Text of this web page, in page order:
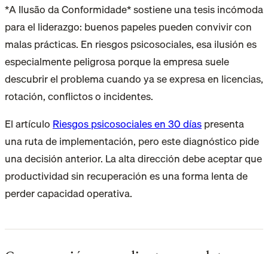
*A Ilusão da Conformidade* sostiene una tesis incómoda
para el liderazgo: buenos papeles pueden convivir con
malas prácticas. En riesgos psicosociales, esa ilusión es
especialmente peligrosa porque la empresa suele
descubrir el problema cuando ya se expresa en licencias,
rotación, conflictos o incidentes.
El artículo Riesgos psicosociales en 30 díaspresenta
una ruta de implementación, pero este diagnóstico pide
una decisión anterior. La alta dirección debe aceptar que
productividad sin recuperación es una forma lenta de
perder capacidad operativa.